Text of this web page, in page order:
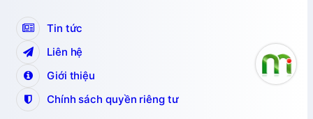
Tin tức
Liên hệ
Giới thiệu
Chính sách quyền riêng tư